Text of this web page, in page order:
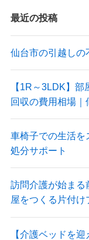
最近の投稿
仙台市の引越しの
【1R～3LDK】
回収の費用相場｜
車椅子での生活を
処分サポート
訪問介護が始まる
屋をつくる片付け
【介護ベッドを